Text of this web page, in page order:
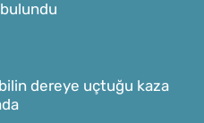
dereye uçtuğu kaza